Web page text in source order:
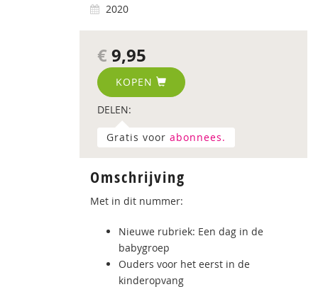
2020
€ 9,95
KOPEN
DELEN:
Gratis voor abonnees.
Omschrijving
Met in dit nummer:
Nieuwe rubriek: Een dag in de
babygroep
Ouders voor het eerst in de
kinderopvang